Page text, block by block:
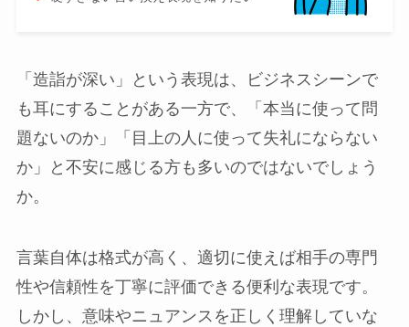
「造詣が深い」という表現は、ビジネスシーンで
も耳にすることがある一方で、「本当に使って問
題ないのか」「目上の人に使って失礼にならない
か」と不安に感じる方も多いのではないでしょう
か。
言葉自体は格式が高く、適切に使えば相手の専門
性や信頼性を丁寧に評価できる便利な表現です。
しかし、意味やニュアンスを正しく理解していな